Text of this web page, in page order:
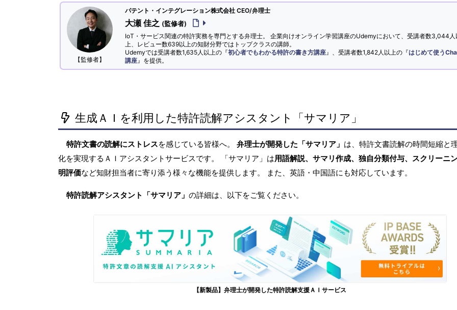
【監修者】
パテント・インテグレーション株式会社 CEO/弁理士
大瀬 佳之 (監修者)
IoT・サービス関連の特許実務を専門とする弁理士。 企業向けオンライン学習講座のUdemyにおいて、受講者数3,044人
上、レビュー数639以上の知財分野ではトップクラスの講師。
Udemyでは受講者数1,635人以上の『初心者でもわかる特許の書き方講座 』、受講者数1,842人以上の『はじめて使う
講座 』を提供。
生成ＡＩを利用した特許読解アシスタント「サマリア」
特許文書の読解にストレスを感じている皆様へ。 弁理士が開発した「サマリア」 は、特許文書読解の時間短縮と
化を実現するＡＩアシスタントサービスです。 「サマリア」は用語解説、サマリ作成、独自分類付与、スクリーニ
明評価など知財担当者に寄り添う様々な機能を提供します。 また、英語・中国語にも対応しています。
特許読解アシスタント「サマリア」 の詳細は、以下をご覧ください。
【新製品】弁理士が開発した特許読解支援ＡＩサービス